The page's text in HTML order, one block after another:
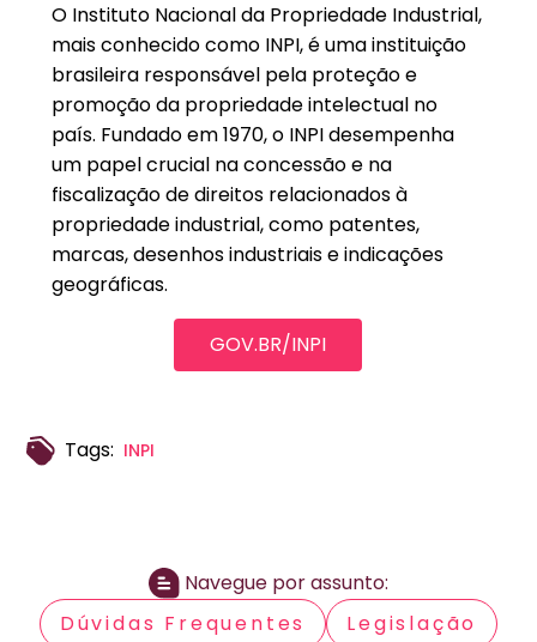
O Instituto Nacional da Propriedade Industrial,
mais conhecido como INPI, é uma instituição
brasileira responsável pela proteção e
promoção da propriedade intelectual no
país. Fundado em 1970, o INPI desempenha
um papel crucial na concessão e na
fiscalização de direitos relacionados à
propriedade industrial, como patentes,
marcas, desenhos industriais e indicações
geográficas.
GOV.BR/INPI
Tags: INPI
Navegue por assunto:
Dúvidas Frequentes
Legislação